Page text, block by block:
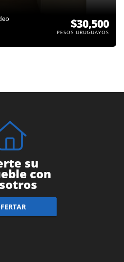
$30,500
PESOS URUGUAYOS
su
con